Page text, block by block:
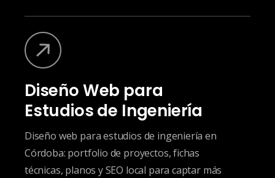
Diseño Web para
Estudios de Ingeniería
Diseño web para estudios de ingeniería en
Córdoba: portfolio de proyectos, fichas
técnicas, planos y SEO local para captar más